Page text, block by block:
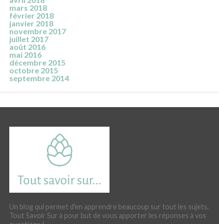
mars 2018
février 2018
janvier 2018
novembre 2017
juillet 2017
août 2016
mai 2016
décembre 2015
octobre 2015
septembre 2014
Un blog qui permet d'en apprendre beaucoup sur tout les sujets.
Tout Savoir Sur à pour but de vous apporter les réponses à vos